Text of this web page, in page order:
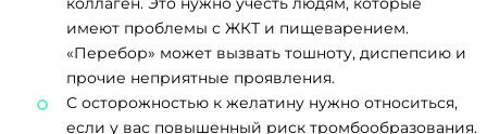
имеют проблемы с ЖКТ и пищеварением.
«Перебор» может вызвать тошноту, диспепсию и
прочие неприятные проявления.
С осторожностью к желатину нужно относиться,
если у вас повышенный риск тромбообразования.